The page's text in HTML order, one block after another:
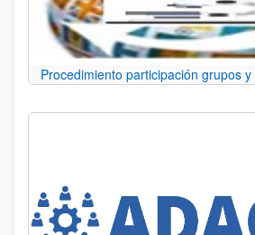
Procedimiento participación grupos